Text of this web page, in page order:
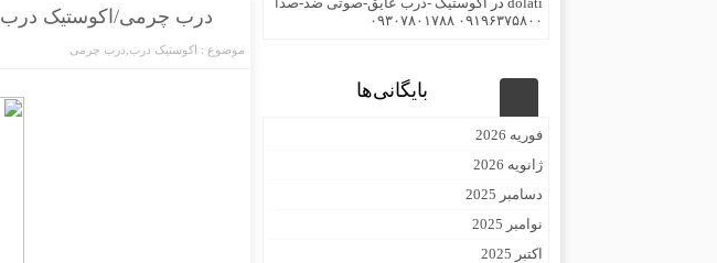
درب چرمی/اکوستیک درب
موضوع : اکوستیک درب درب چرمی
۰۹۱۹۶۳۷۵۸۰۰ ۰۹۳۰۷۸۰۱۷۸۸
بایگانی‌ها
فوریه 2026
ژانویه 2026
دسامبر 2025
نوامبر 2025
اکتبر 2025